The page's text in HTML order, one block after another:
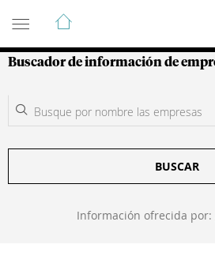
Guía de Empresas
Buscador de información de
BUSCAR
Información ofrecida por: